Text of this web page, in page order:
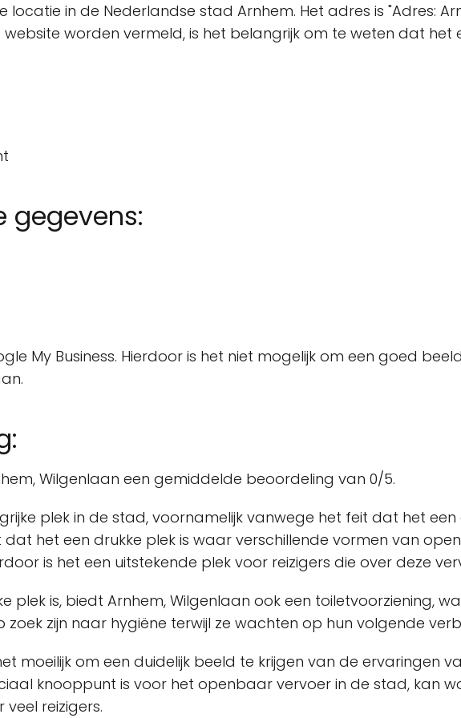
locatie in de Nederlandse stad Arnhem. Het adres is "Adres:
worden vermeld, is het belangrijk om te weten dat het
gegevens:
My Business. Hierdoor is het niet mogelijk om een goed
Wilgenlaan een gemiddelde beoordeling van 0/5.
plek in de stad, voornamelijk vanwege het feit dat het
het een drukke plek is waar verschillende vormen van
is het een uitstekende plek voor reizigers die over deze
plek is, biedt Arnhem, Wilgenlaan ook een toiletvoorziening,
zijn naar hygiëne terwijl ze wachten op hun volgende
moeilijk om een duidelijk beeld te krijgen van de ervaringen
knooppunt is voor het openbaar vervoer in de stad, kan
reizigers.